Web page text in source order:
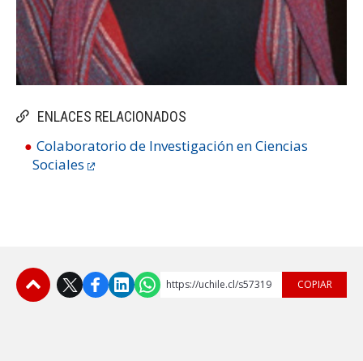
ENLACES RELACIONADOS
Colaboratorio de Investigación en Ciencias
Sociales
https://uchile.cl/s57319 COPIAR